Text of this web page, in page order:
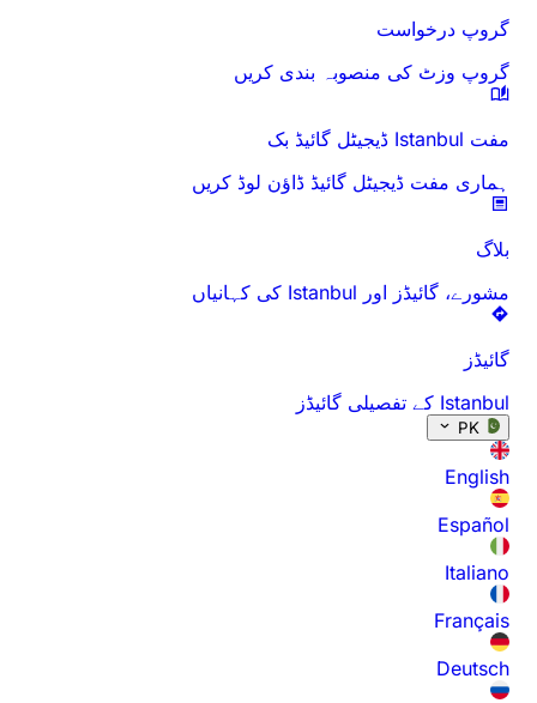
گروپ درخواست
گروپ وزٹ کی منصوبہ بندی کریں
مفت Istanbul ڈیجیٹل گائیڈ بک
ہماری مفت ڈیجیٹل گائیڈ ڈاؤن لوڈ کریں
بلاگ
مشورے، گائیڈز اور Istanbul کی کہانیاں
گائیڈز
Istanbul کے تفصیلی گائیڈز
PK
English
Español
Italiano
Français
Deutsch